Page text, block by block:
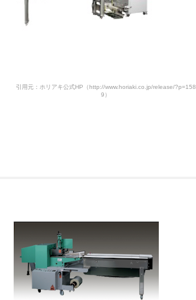
引用元：ホリアキ公式HP（http://www.horiaki.co.jp/release/?p=158
9）